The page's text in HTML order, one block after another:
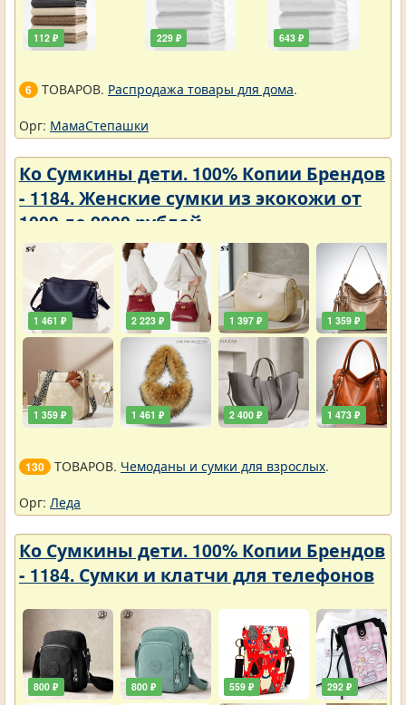
112 ₽ 229 ₽ 643 ₽
6 ТОВАРОВ. Распродажа товары для дома.
Орг: МамаСтепашки
Ко Сумкины дети. 100% Копии Брендов
- 1184. Женские сумки из экокожи от
1000 до 2000 рублей
1 461 ₽
1 359 ₽
2 223 ₽
1 461 ₽
1 397 ₽
2 400 ₽
1 359 ₽
1 473 ₽
130 ТОВАРОВ. Чемоданы и сумки для взрослых.
Орг: Леда
Ко Сумкины дети. 100% Копии Брендов
- 1184. Сумки и клатчи для телефонов
800 ₽ 800 ₽ 559 ₽ 292 ₽